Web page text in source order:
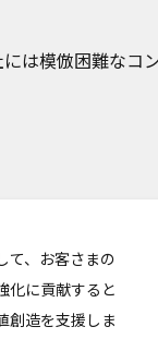
は模倣困難なコ
て、お客さまの
化に貢献すると
創造を支援しま